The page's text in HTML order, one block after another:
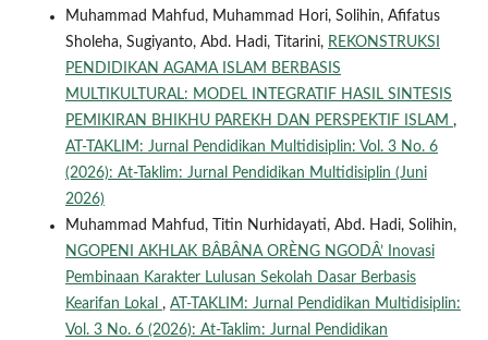
Muhammad Mahfud, Muhammad Hori, Solihin, Afifatus
Sholeha, Sugiyanto, Abd. Hadi, Titarini, REKONSTRUKSI
PENDIDIKAN AGAMA ISLAM BERBASIS
MULTIKULTURAL: MODEL INTEGRATIF HASIL SINTESIS
PEMIKIRAN BHIKHU PAREKH DAN PERSPEKTIF ISLAM ,
AT-TAKLIM: Jurnal Pendidikan Multidisiplin: Vol. 3 No. 6
(2026): At-Taklim: Jurnal Pendidikan Multidisiplin (Juni
2026)
Muhammad Mahfud, Titin Nurhidayati, Abd. Hadi, Solihin,
NGOPENI AKHLAK BÂBÂNA ORÈNG NGODÂ’ Inovasi
Pembinaan Karakter Lulusan Sekolah Dasar Berbasis
Kearifan Lokal , AT-TAKLIM: Jurnal Pendidikan Multidisiplin:
Vol. 3 No. 6 (2026): At-Taklim: Jurnal Pendidikan